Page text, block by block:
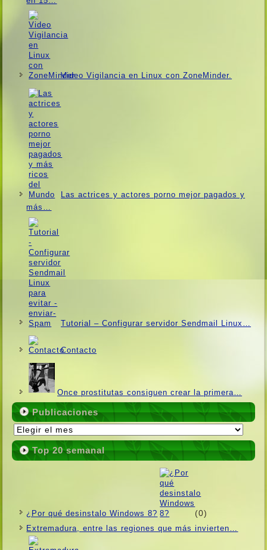
Video Vigilancia en Linux con ZoneMinder.
Las actrices y actores porno mejor pagados y
más…
Tutorial – Configurar servidor Sendmail Linux…
Contacto
Once prostitutas consiguen crear la primera…
Publicaciones
Publicaciones
Top 20 semanal
¿Por qué desinstalo Windows 8? (0)
Extremadura, entre las regiones que más invierten…